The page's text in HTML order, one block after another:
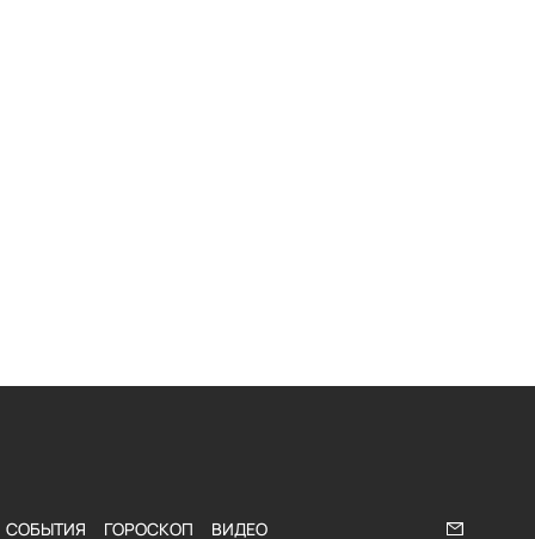
СОБЫТИЯ ГОРОСКОП ВИДЕО